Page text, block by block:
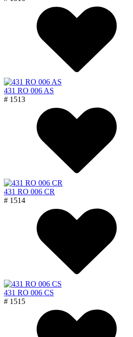
431 RO 006 AS
# 1513
431 RO 006 CR
# 1514
431 RO 006 CS
# 1515